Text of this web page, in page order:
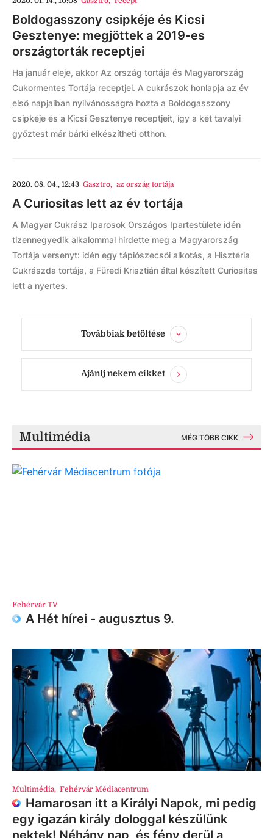
Boldogasszony csipkéje és Kicsi
Gesztenye: megjöttek a 2019-es
országtorták receptjei
Ha január eleje, akkor Az ország tortája és Magyarország
Cukormentes Tortája receptjei. A cukrászok honlapja az év
első napjaiban nyilvánosságra hozta a Boldogasszony
csipkéje és a Kicsi Gesztenye receptjeit, így a két tavalyi
győztest már bárki elkészítheti otthon.
2020. 08. 04., 12:43 Gasztro, az ország tortája
A Curiositas lett az év tortája
A Magyar Cukrász Iparosok Országos Ipartestülete idén
tizennegyedik alkalommal hirdette meg a Magyarország
Tortája versenyt: idén egy tápiószecsői alkotás, a Hisztéria
Cukrászda tortája, a Füredi Krisztián által készített Curiositas
lett a nyertes.
Továbbiak betöltése
Ajánlj nekem cikket
Multimédia MÉG TÖBB CIKK
Fehérvár TV
A Hét hírei - augusztus 9.
Multimédia, Fehérvár Médiacentrum
Hamarosan itt a Királyi Napok, mi pedig
egy igazán király dologgal készülünk
nektek! Néhány nap, és fény derül a